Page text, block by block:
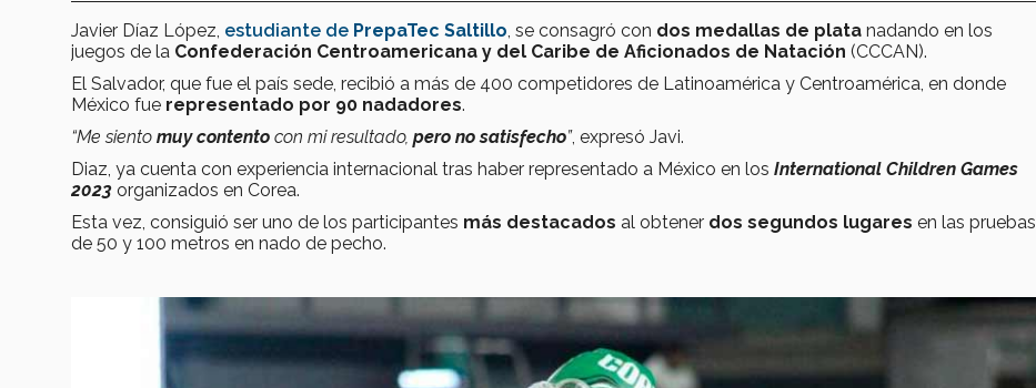
Javier Díaz López, estudiante de PrepaTec Saltillo , se consagró con dos medallas de plata nadando en los
juegos de la Confederación Centroamericana y del Caribe de Aficionados de Natación (CCCAN).
El Salvador, que fue el país sede, recibió a más de 400 competidores de Latinoamérica y Centroamérica, en donde
México fue representado por 90 nadadores.
“Me siento muy contento con mi resultado, pero no satisfecho”, expresó Javi.
Diaz, ya cuenta con experiencia internacional tras haber representado a México en los International Children Games
2023 organizados en Corea.
Esta vez, consiguió ser uno de los participantes más destacados al obtener dos segundos lugares en las pruebas
de 50 y 100 metros en nado de pecho.